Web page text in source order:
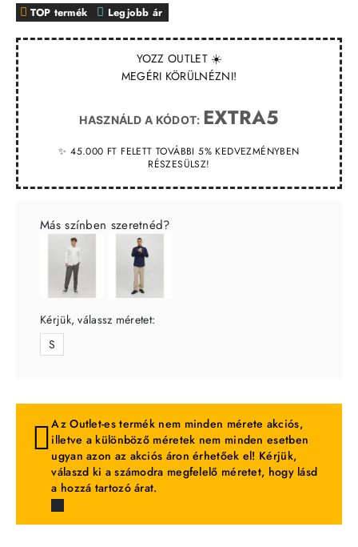
YOZZ OUTLET ☀️
MEGÉRI KÖRÜLNÉZNI!
HASZNÁLD A KÓDOT: EXTRA5
✨ 45.000 FT FELETT TOVÁBBI 5% KEDVEZMÉNYBEN
RÉSZESÜLSZ!
TOP termék Legjobb ár
Más színben szeretnéd?
Kérjük, válassz méretet:
S
Az Outlet-es termék nem minden mérete akciós,
illetve a különböző méretek nem minden esetben
ugyan azon az akciós áron érhetőek el! Kérjük,
válaszd ki a számodra megfelelő méretet, hogy lásd
a hozzá tartozó árat.